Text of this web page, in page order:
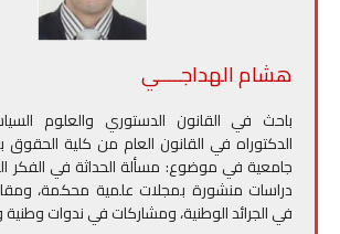
هشام الهداجــــي
باحث في القانون الدستوري والعلوم
الدكتوراه في القانون العام من كلية
جامعية في موضوع: مسألة الحداثة في الفكر
دراسات منشورة بمجلات علمية محكمة،
في الجرائد الوطنية، ومشاركات في ندوات وطنية